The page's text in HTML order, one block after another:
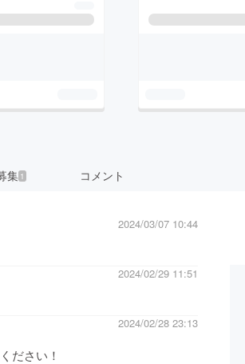
集 1 コメント
2024/03/07 10:44
2024/02/29 11:51
2024/02/28 23:13
ださい！